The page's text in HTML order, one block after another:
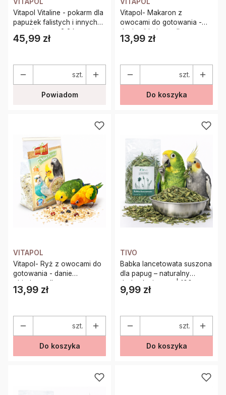
Vitapol Vitaline - pokarm dla
papużek falistych i innych
małych papug 2,2 kg
Cena
45,99 zł
szt.
Powiadom
Vitapol- Makaron z
owocami do gotowania -
danie obiadowe dla papug
Cena
13,99 zł
szt.
Do koszyka
VITAPOL
Vitapol- Ryż z owocami do
gotowania - danie
obiadowe dla papug
Cena
13,99 zł
szt.
Do koszyka
TIVO
Babka lancetowata suszona
dla papug – naturalny
dodatek ziołowy | 100 g
Cena
9,99 zł
szt.
Do koszyka